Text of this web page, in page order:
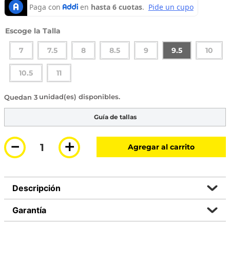
Talla
7 7.5 8 8.5 9 9.5 10
10.5 11
3 disponibles
Guía de tallas
＋
－ Agregar al carrito
Descripción
Garantía